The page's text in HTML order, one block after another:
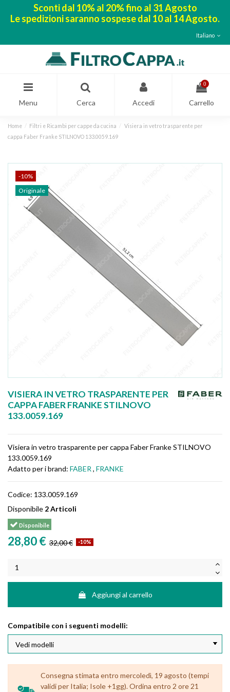
Sconti dal 10% al 20% fino al 31 Agosto
Le spedizioni saranno sospese dal 10 al 14 Agosto.
Italiano
Menu Cerca Accedi
0
Carrello
Home Filtri e Ricambi per cappe da cucina
Visiera in vetro trasparente per
cappa Faber Franke STILNOVO 133.0059.169
-10%
Originale
VISIERA IN VETRO TRASPARENTE PER
CAPPA FABER FRANKE STILNOVO
133.0059.169
Visiera in vetro trasparente per cappa Faber Franke STILNOVO
133.0059.169
Adatto per i brand: FABER , FRANKE
Codice: 133.0059.169
Disponibile 2 Articoli
Disponibile
28,80 € 32,00 € -10%
Aggiungi al carrello
Compatibile con i seguenti modelli:
Consegna stimata entro mercoledì, 19 agosto (tempi
validi per Italia; Isole +1gg). Ordina entro 2 ore 21